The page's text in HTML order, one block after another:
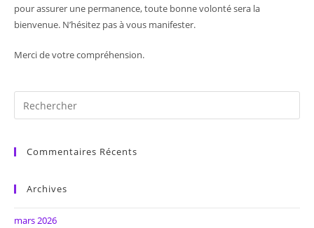
pour assurer une permanence, toute bonne volonté sera la
bienvenue. N’hésitez pas à vous manifester.
Merci de votre compréhension.
Commentaires Récents
Archives
mars 2026